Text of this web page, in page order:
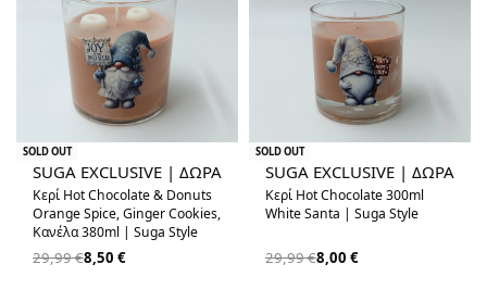
-72% OFF
SOLD OUT
SUGA EXCLUSIVE | ΔΩΡΑ
Κερί Hot Chocolate & Donuts
Orange Spice, Ginger Cookies,
Κανέλα 380ml | Suga Style
29,99€8,50 €
-73% OFF
SOLD OUT
SUGA EXCLUSIVE | ΔΩΡΑ
Κερί Hot Chocolate 300ml
White Santa | Suga Style
29,99€8,00 €